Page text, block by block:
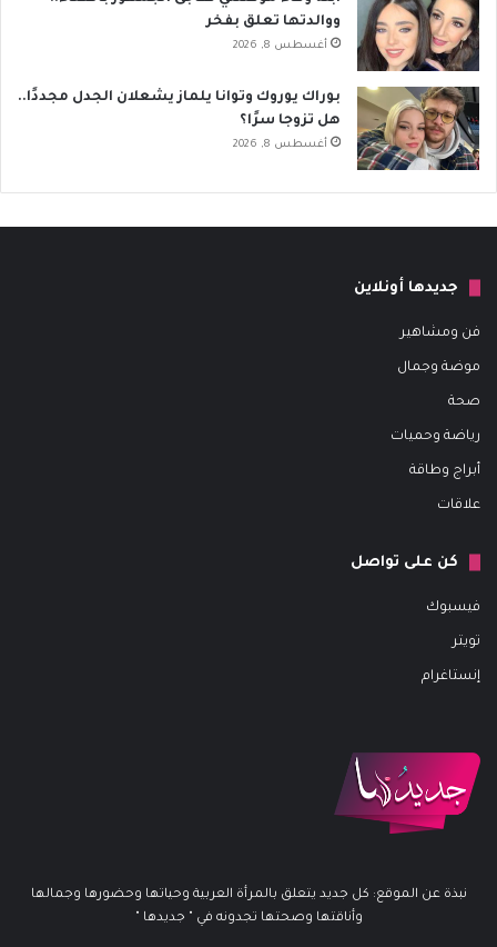
ووالدتها تعلق بفخر
أغسطس 8, 2026
بوراك يوروك وتوانا يلماز يشعلان الجدل مجددًا..
هل تزوجا سرًا؟
أغسطس 8, 2026
جديدها أونلاين
فن ومشاهير
موضة وجمال
صحة
رياضة وحميات
أبراج وطاقة
علاقات
كن على تواصل
فيسبوك
تويتر
إنستاغرام
نبذة عن الموقع: كل جديد يتعلق بالمرأة العربية وحياتها وحضورها وجمالها
وأناقتها وصحتها تجدونه في " جديدها "